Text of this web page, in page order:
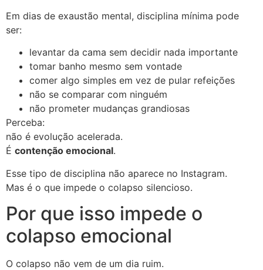
Em dias de exaustão mental, disciplina mínima pode
ser:
levantar da cama sem decidir nada importante
tomar banho mesmo sem vontade
comer algo simples em vez de pular refeições
não se comparar com ninguém
não prometer mudanças grandiosas
Perceba:
não é evolução acelerada.
É contenção emocional.
Esse tipo de disciplina não aparece no Instagram.
Mas é o que impede o colapso silencioso.
Por que isso impede o
colapso emocional
O colapso não vem de um dia ruim.